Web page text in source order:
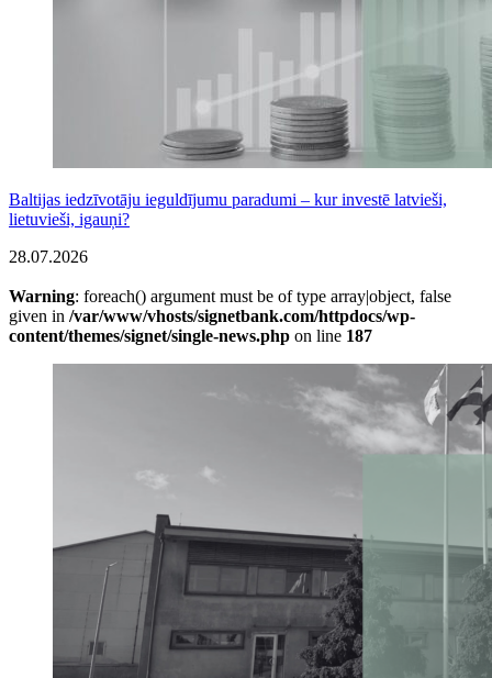
Baltijas iedzīvotāju ieguldījumu paradumi – kur investē latvieši,
lietuvieši, igauņi?
28.07.2026
Warning: foreach() argument must be of type array|object, false
given in /var/www/vhosts/signetbank.com/httpdocs/wp-
content/themes/signet/single-news.php on line 187